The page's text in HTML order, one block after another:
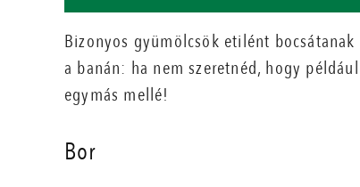
Bizonyos gyümölcsök etilént
a banán: ha nem szeretnéd, hogy
egymás mellé!
Bor